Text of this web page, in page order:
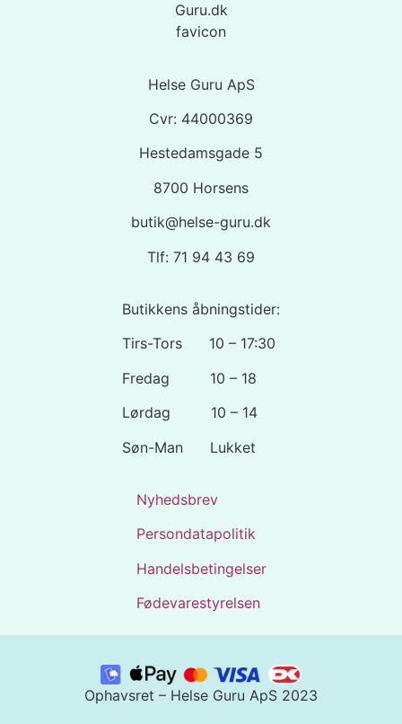
Helse Guru ApS
Cvr: 44000369
Hestedamsgade 5
8700 Horsens
butik@helse-guru.dk
Tlf: 71 94 43 69
Butikkens åbningstider:
Tirs-Tors 10 – 17:30
Fredag 10 – 18
Lørdag 10 – 14
Søn-Man Lukket
Nyhedsbrev
Persondatapolitik
Handelsbetingelser
Fødevarestyrelsen
Ophavsret – Helse Guru ApS 2023